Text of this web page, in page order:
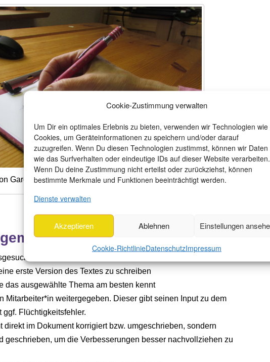
Cookie-Zustimmung verwalten
Um Dir ein optimales Erlebnis zu bieten, verwenden wir Technologien wie
Cookies, um Geräteinformationen zu speichern und/oder darauf
zuzugreifen. Wenn Du diesen Technologien zustimmst, können wir Daten
wie das Surfverhalten oder eindeutige IDs auf dieser Website verarbeiten.
Wenn Du deine Zustimmung nicht erteilst oder zurückziehst, können
bestimmte Merkmale und Funktionen beeinträchtigt werden.
Dienste verwalten
Akzeptieren Ablehnen Einstellungen
Cookie-RichtlinieDatenschutzImpressum
Garonne – Bunte Lebenswelten e.V.
Texte zu schreiben?
von dem der Text handelt
erste Version des Textes zu schreiben
das ausgewählte Thema am besten kennt
Mitarbeiter*in weitergegeben. Dieser gibt seinen Input zu dem
ggf. Flüchtigkeitsfehler.
direkt im Dokument korrigiert bzw. umgeschrieben, sondern
geschrieben, um die Verbesserungen besser nachvollziehen zu